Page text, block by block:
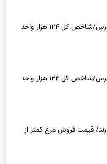
قیمت فروش مرغ کمتر از